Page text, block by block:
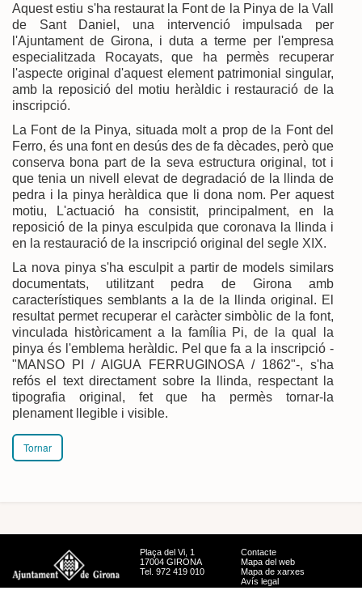
Aquest estiu s'ha restaurat la Font de la Pinya de la Vall
de Sant Daniel, una intervenció impulsada per
l'Ajuntament de Girona, i duta a terme per l'empresa
especialitzada Rocayats, que ha permès recuperar
l'aspecte original d'aquest element patrimonial singular,
amb la reposició del motiu heràldic i restauració de la
inscripció.
La Font de la Pinya, situada molt a prop de la Font del
Ferro, és una font en desús des de fa dècades, però que
conserva bona part de la seva estructura original, tot i
que tenia un nivell elevat de degradació de la llinda de
pedra i la pinya heràldica que li dona nom. Per aquest
motiu, L'actuació ha consistit, principalment, en la
reposició de la pinya esculpida que coronava la llinda i
en la restauració de la inscripció original del segle XIX.
La nova pinya s'ha esculpit a partir de models similars
documentats, utilitzant pedra de Girona amb
característiques semblants a la de la llinda original. El
resultat permet recuperar el caràcter simbòlic de la font,
vinculada històricament a la família Pi, de la qual la
pinya és l'emblema heràldic. Pel que fa a la inscripció -
"MANSO PI / AIGUA FERRUGINOSA / 1862"-, s'ha
refós el text directament sobre la llinda, respectant la
tipografia original, fet que ha permès tornar-la
plenament llegible i visible.
Tornar
Plaça del Vi, 1
17004 GIRONA
Tel. 972 419 010
Contacte
Mapa del web
Mapa de xarxes
Avís legal